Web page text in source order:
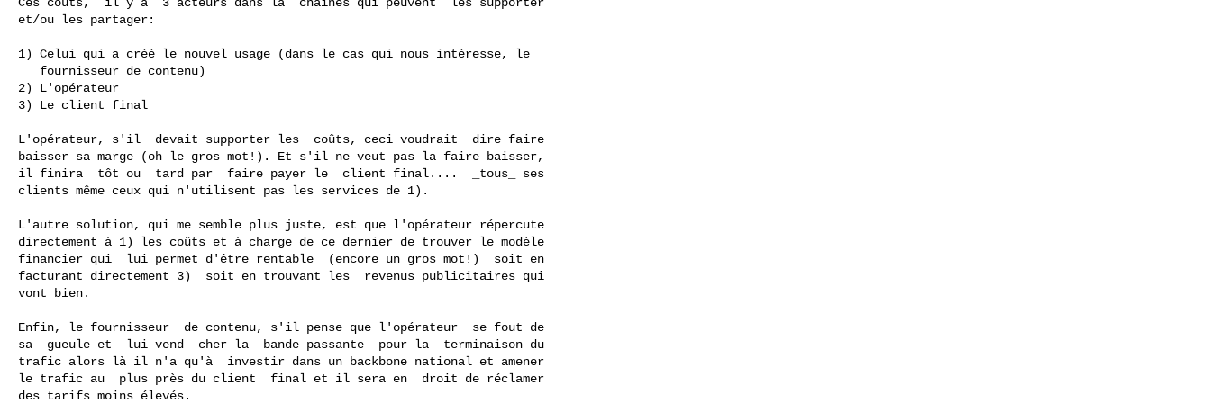
et/ou les partager:
1) Celui qui a créé le nouvel usage (dans le cas qui nous intéresse, le
2) L'opérateur
3) Le client final
L'opérateur, s'il  devait supporter les  coûts, ceci voudrait  dire faire
baisser sa marge (oh le gros mot!). Et s'il ne veut pas la faire baisser,
il finira  tôt ou  tard par  faire payer le  client final....  _tous_ ses
clients même ceux qui n'utilisent pas les services de 1).
L'autre solution, qui me semble plus juste, est que l'opérateur répercute
directement à 1) les coûts et à charge de ce dernier de trouver le modèle
financier qui  lui permet d'être rentable  (encore un gros mot!)  soit en
facturant directement 3)  soit en trouvant les  revenus publicitaires qui
vont bien.
Enfin, le fournisseur  de contenu, s'il pense que l'opérateur  se fout de
sa  gueule et  lui vend  cher la  bande passante  pour la  terminaison du
trafic alors là il n'a qu'à  investir dans un backbone national et amener
le trafic au  plus près du client  final et il sera en  droit de réclamer
des tarifs moins élevés.